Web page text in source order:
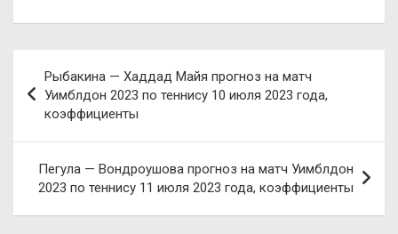
по
записям
Рыбакина — Хаддад Майя прогноз на матч
Уимблдон 2023 по теннису 10 июля 2023 года,
коэффициенты
Пегула — Вондроушова прогноз на матч Уимблдон
2023 по теннису 11 июля 2023 года, коэффициенты